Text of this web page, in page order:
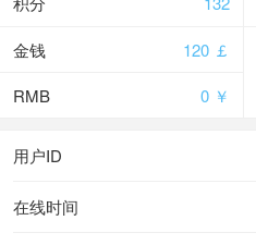
120 ￡
金钱
0 ￥
RMB
用户ID
在线时间